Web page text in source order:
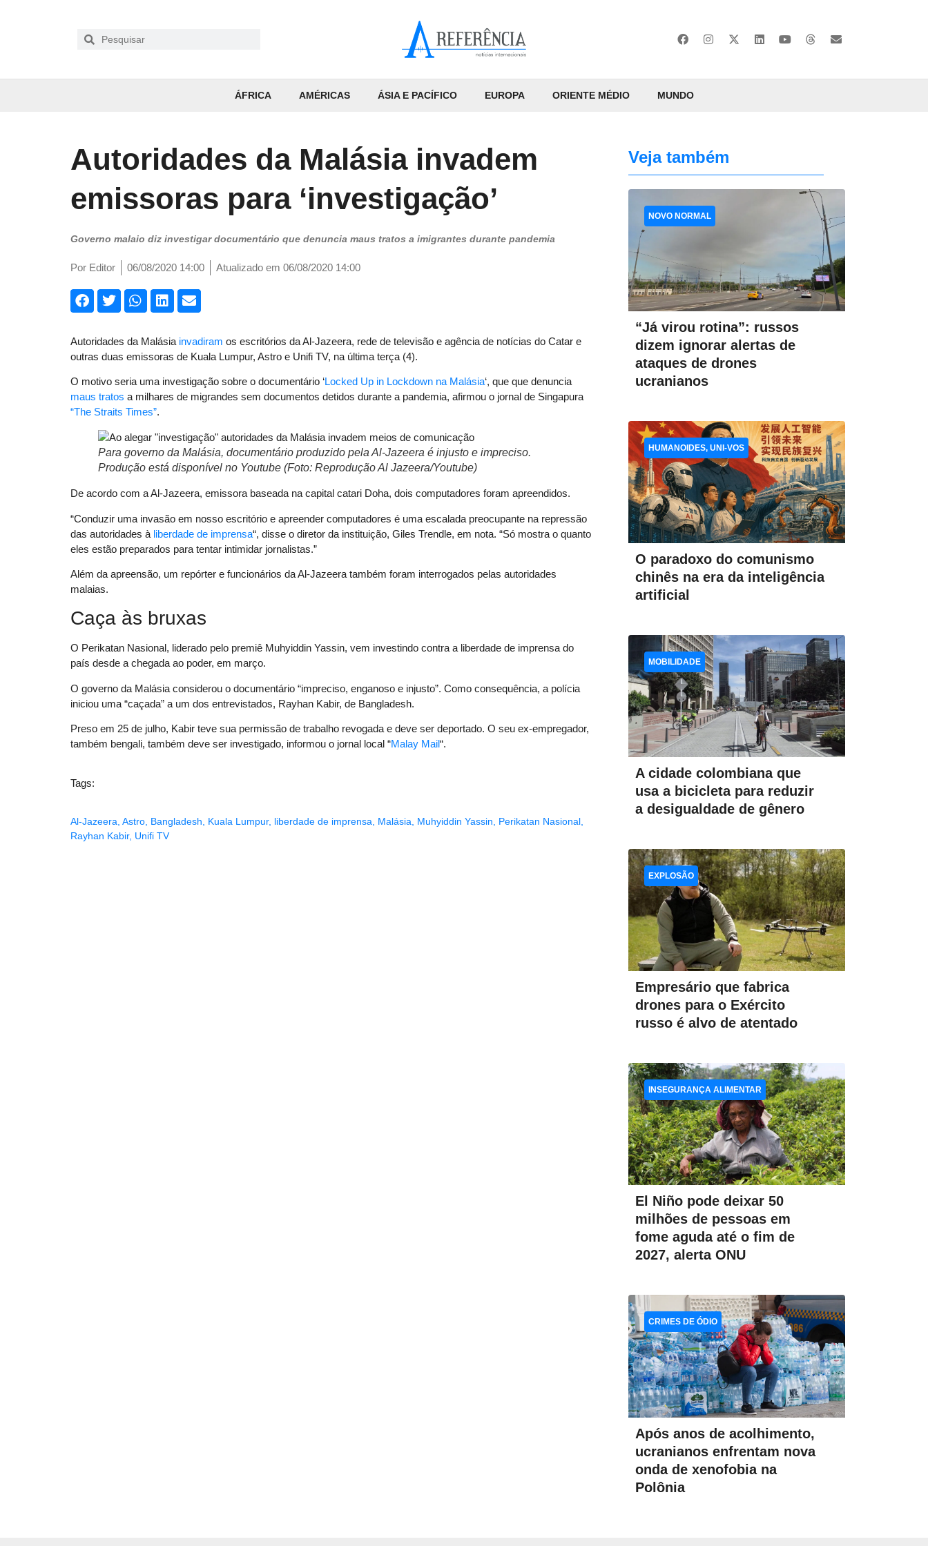
ÁFRICA AMÉRICAS ÁSIA E PACÍFICO EUROPA ORIENTE MÉDIO MUNDO
Autoridades da Malásia invadem
emissoras para ‘investigação’
Governo malaio diz investigar documentário que denuncia maus tratos a imigrantes durante pandemia
Por Editor 06/08/2020 14:00 Atualizado em 06/08/2020 14:00
Autoridades da Malásia invadiram os escritórios da Al-Jazeera, rede de televisão e agência de notícias do Catar e
outras duas emissoras de Kuala Lumpur, Astro e Unifi TV, na última terça (4).
O motivo seria uma investigação sobre o documentário ‘Locked Up in Lockdown na Malásia‘, que que denuncia
maus tratos a milhares de migrandes sem documentos detidos durante a pandemia, afirmou o jornal de Singapura
“The Straits Times”.
Para governo da Malásia, documentário produzido pela Al-Jazeera é injusto e impreciso.
Produção está disponível no Youtube (Foto: Reprodução Al Jazeera/Youtube)
De acordo com a Al-Jazeera, emissora baseada na capital catari Doha, dois computadores foram apreendidos.
“Conduzir uma invasão em nosso escritório e apreender computadores é uma escalada preocupante na repressão
das autoridades à liberdade de imprensa“, disse o diretor da instituição, Giles Trendle, em nota. “Só mostra o quanto
eles estão preparados para tentar intimidar jornalistas.”
Além da apreensão, um repórter e funcionários da Al-Jazeera também foram interrogados pelas autoridades
malaias.
Caça às bruxas
O Perikatan Nasional, liderado pelo premiê Muhyiddin Yassin, vem investindo contra a liberdade de imprensa do
país desde a chegada ao poder, em março.
O governo da Malásia considerou o documentário “impreciso, enganoso e injusto”. Como consequência, a polícia
iniciou uma “caçada” a um dos entrevistados, Rayhan Kabir, de Bangladesh.
Preso em 25 de julho, Kabir teve sua permissão de trabalho revogada e deve ser deportado. O seu ex-empregador,
também bengali, também deve ser investigado, informou o jornal local “Malay Mail“.
Tags:
Al-Jazeera Astro Bangladesh Kuala Lumpur, liberdade de imprensa Malásia Muhyiddin Yassin Perikatan Nasional
Rayhan Kabir, Unifi TV
Veja também
“Já virou rotina”: russos
dizem ignorar alertas de
ataques de drones
ucranianos
NOVO NORMAL
O paradoxo do comunismo
chinês na era da inteligência
artificial
HUMANOIDES, UNI-VOS
A cidade colombiana que
usa a bicicleta para reduzir
a desigualdade de gênero
MOBILIDADE
Empresário que fabrica
drones para o Exército
russo é alvo de atentado
EXPLOSÃO
El Niño pode deixar 50
milhões de pessoas em
fome aguda até o fim de
2027, alerta ONU
INSEGURANÇA ALIMENTAR
Após anos de acolhimento,
ucranianos enfrentam nova
onda de xenofobia na
Polônia
CRIMES DE ÓDIO